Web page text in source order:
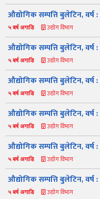
औद्योगिक सम्पत्ति बुलेटिन,
५ बर्ष अगाडि उद्योग विभाग
औद्योगिक सम्पत्ति बुलेटिन,
५ बर्ष अगाडि उद्योग विभाग
औद्योगिक सम्पत्ति बुलेटिन,
५ बर्ष अगाडि उद्योग विभाग
औद्योगिक सम्पत्ति बुलेटिन,
५ बर्ष अगाडि उद्योग विभाग
औद्योगिक सम्पत्ति बुलेटिन,
५ बर्ष अगाडि उद्योग विभाग
औद्योगिक सम्पत्ति बुलेटिन,
५ बर्ष अगाडि उद्योग विभाग